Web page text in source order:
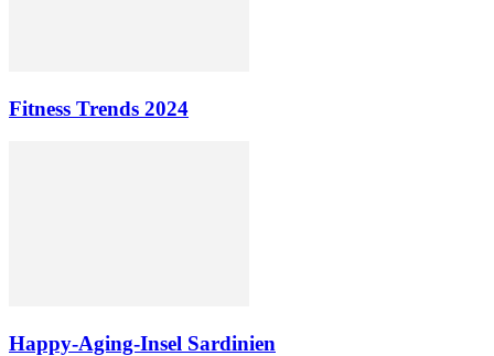
Fitness Trends 2024
Happy-Aging-Insel Sardinien